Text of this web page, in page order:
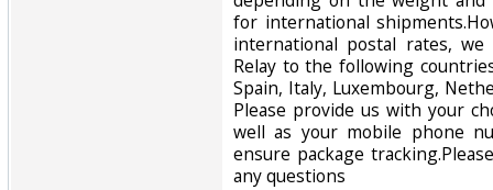
for international
international postal rates,
Relay to the following
Spain, Italy, Luxembourg,
Please provide us with your
well as your mobile phone
ensure package
any questions‎